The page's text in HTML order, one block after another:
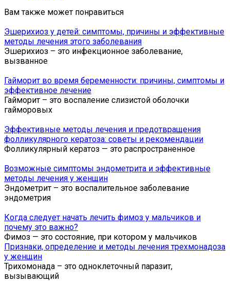
Вам также может понравиться
Эшерихиоз у детей: симптомы, причины и эффективные
методы лечения этого заболевания
Эшерихиоз – это инфекционное заболевание,
вызванное
Гайморит во время беременности: причины, симптомы и
эффективное лечение
Гайморит – это воспаление слизистой оболочки
гайморовых
Эффективные методы лечения и предотвращения
фолликулярного кератоза: советы и рекомендации
Фолликулярный кератоз — это распространенное
Возможные симптомы эндометрита и эффективные
методы лечения у женщин
Эндометрит – это воспалительное заболевание
эндометрия
Когда следует начать лечить фимоз у мальчиков и
почему это важно?
Фимоз — это состояние, при котором у мальчиков
Признаки, определение и методы лечения трехмонадоза
у женщин
Трихомонада – это одноклеточный паразит,
вызывающий